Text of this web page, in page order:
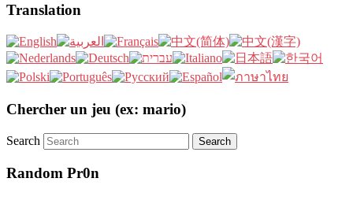
Translation
Chercher un jeu (ex: mario)
Search
Random Pr0n